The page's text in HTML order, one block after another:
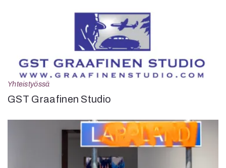
Yhteistyössä
GST Graafinen Studio